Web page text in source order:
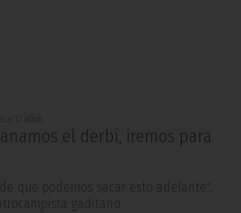
12 años
el derbi, iremos para
que podemos sacar esto adelante",
gaditano